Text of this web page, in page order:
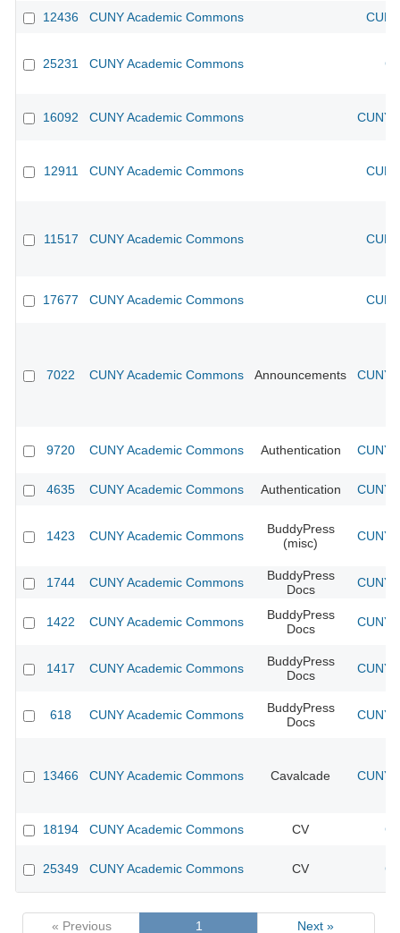
12436 CUNY Academic Commons
25231 CUNY Academic Commons
16092 CUNY Academic Commons CUNY
12911 CUNY Academic Commons
11517 CUNY Academic Commons
17677 CUNY Academic Commons
7022 CUNY Academic Commons Announcements CUNY
9720 CUNY Academic Commons Authentication CUNY
4635 CUNY Academic Commons Authentication CUNY
1423 CUNY Academic Commons
BuddyPress
(misc)
CUNY
1744 CUNY Academic Commons
BuddyPress
Docs
CUNY
1422 CUNY Academic Commons
BuddyPress
Docs
CUNY
1417 CUNY Academic Commons
BuddyPress
Docs
CUNY
618 CUNY Academic Commons
BuddyPress
Docs
CUNY
13466 CUNY Academic Commons Cavalcade CUNY
18194 CUNY Academic Commons CV
25349 CUNY Academic Commons CV
« Previous 1 Next »